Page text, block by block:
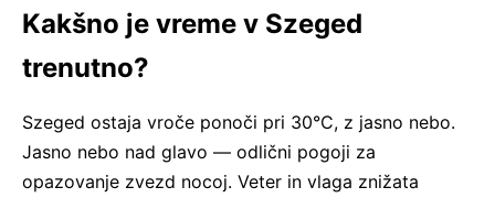
Kakšno je vreme v Szeged
trenutno?
Szeged ostaja vroče ponoči pri 30°C, z jasno nebo.
Jasno nebo nad glavo — odlični pogoji za
opazovanje zvezd nocoj. Veter in vlaga znižata